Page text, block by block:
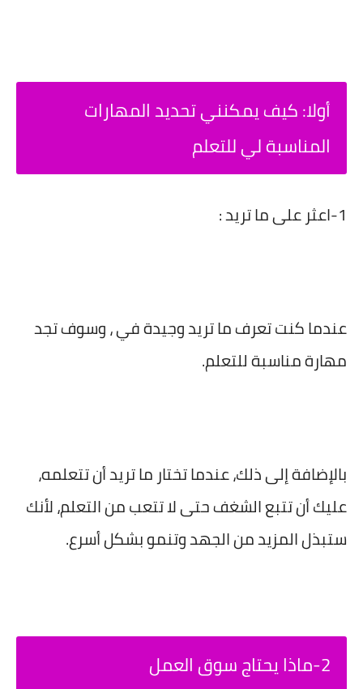
أولا: كيف يمكنني تحديد المهارات
المناسبة لي للتعلم
1-اعثر على ما تريد :
عندما كنت تعرف ما تريد وجيدة في ، وسوف تجد
مهارة مناسبة للتعلم.
بالإضافة إلى ذلك، عندما تختار ما تريد أن تتعلمه،
عليك أن تتبع الشغف حتى لا تتعب من التعلم، لأنك
ستبذل المزيد من الجهد وتنمو بشكل أسرع.
2-ماذا يحتاج سوق العمل